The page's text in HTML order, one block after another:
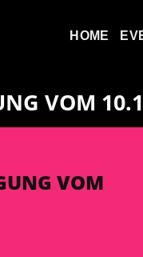
HOME
VOM
VOM